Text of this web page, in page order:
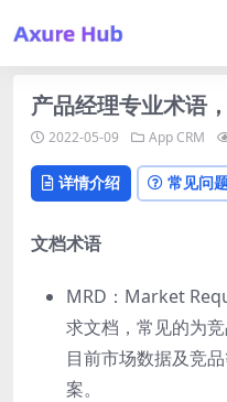
产品经理专业术语
2022-05-09 App CRM
详情介绍 常见问
⽂档术语
MRD：Market
求⽂档，常⻅的为
⽬前市场数据及竞
案。